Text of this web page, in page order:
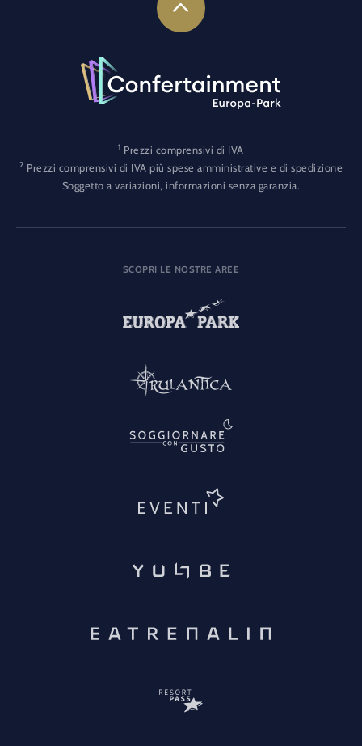
1 Prezzi comprensivi di IVA
2 Prezzi comprensivi di IVA più spese amministrative e di spedizione
Soggetto a variazioni, informazioni senza garanzia.
SCOPRI LE NOSTRE AREE